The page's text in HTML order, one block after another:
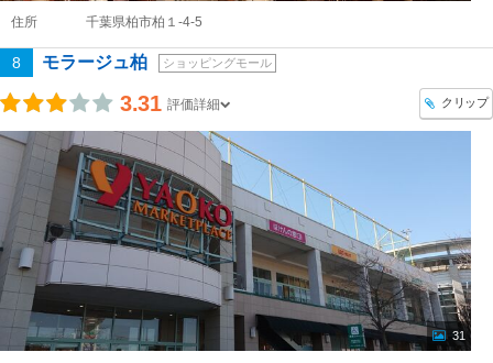
住所 千葉県柏市柏１-4-5
8 モラージュ柏 ショッピングモール
3.31 評価詳細 クリップ
31